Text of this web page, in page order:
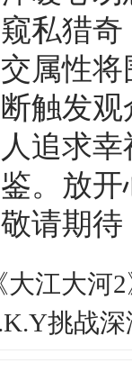
猎奇
属性
触发
追求
。放
请期待
大江大
挑战